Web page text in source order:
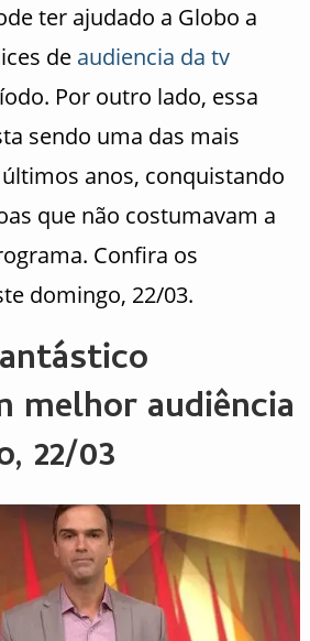
ter ajudado a Globo a
de audiencia da tv
Por outro lado, essa
sendo uma das mais
anos, conquistando
que não costumavam a
Confira os
domingo, 22/03.
melhor audiência
22/03